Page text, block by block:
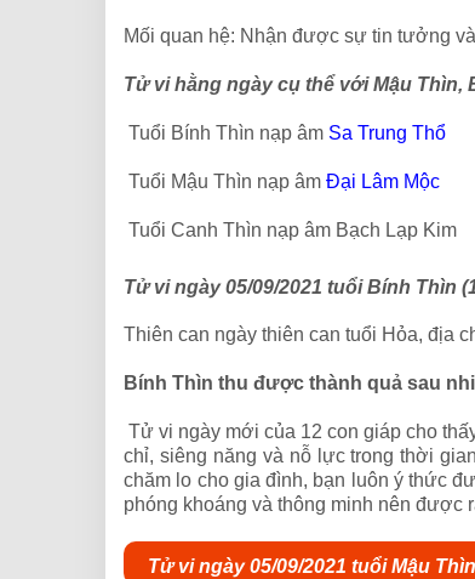
Mối quan hệ: Nhận được sự tin tưởng
Tử vi hằng ngày cụ thể với Mậu Thìn,
Tuổi Bính Thìn nạp âm Sa Trung Thổ
Tuổi Mậu Thìn nạp âm Đại Lâm Mộc
Tuổi Canh Thìn nạp âm Bạch Lạp Kim
Tử vi ngày 05/09/2021 tuổi Bính Thìn
Thiên can ngày thiên can tuổi Hỏa, địa
Bính Thìn thu được thành quả sau
Tử vi ngày mới của 12 con giáp cho
chỉ, siêng năng và nỗ lực trong thời
chăm lo cho gia đình, bạn luôn ý thức
phóng khoáng và thông minh nên được
Tử vi ngày 05/09/2021 tuổi Mậu